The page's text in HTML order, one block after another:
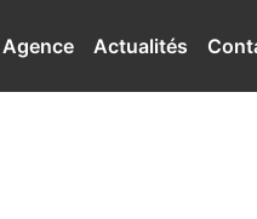
Agence Actualités